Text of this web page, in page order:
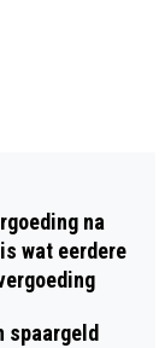
na
wat eerdere
spaargeld